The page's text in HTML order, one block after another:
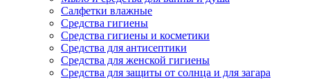
Салфетки влажные
Средства гигиены
Средства гигиены и косметики
Средства для антисептики
Средства для женской гигиены
Средства для защиты от солнца и для загара